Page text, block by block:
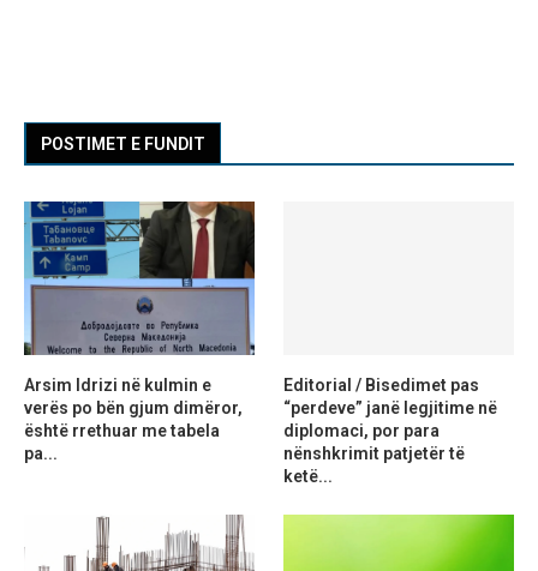
POSTIMET E FUNDIT
Arsim Idrizi në kulmin e
verës po bën gjum dimëror,
është rrethuar me tabela
pa...
Editorial / Bisedimet pas
“perdeve” janë legjitime në
diplomaci, por para
nënshkrimit patjetër të
ketë...